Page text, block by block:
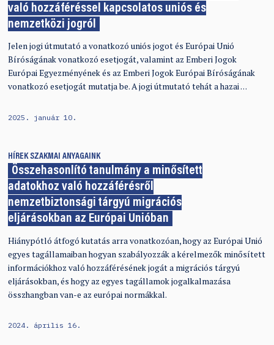
való hozzáféréssel kapcsolatos uniós és
nemzetközi jogról
Jelen jogi útmutató a vonatkozó uniós jogot és Európai Unió
Bíróságának vonatkozó esetjogát, valamint az Emberi Jogok
Európai Egyezményének és az Emberi Jogok Európai Bíróságának
vonatkozó esetjogát mutatja be. A jogi útmutató tehát a hazai …
2025. január 10.
HÍREK SZAKMAI ANYAGAINK
Összehasonlító tanulmány a minősített
adatokhoz való hozzáférésről
nemzetbiztonsági tárgyú migrációs
eljárásokban az Európai Unióban
Hiánypótló átfogó kutatás arra vonatkozóan, hogy az Európai Unió
egyes tagállamaiban hogyan szabályozzák a kérelmezők minősített
információkhoz való hozzáférésének jogát a migrációs tárgyú
eljárásokban, és hogy az egyes tagállamok jogalkalmazása
összhangban van-e az európai normákkal.
2024. április 16.